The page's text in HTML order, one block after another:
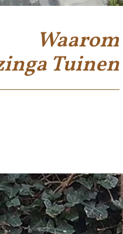
Waarom
Tuinen